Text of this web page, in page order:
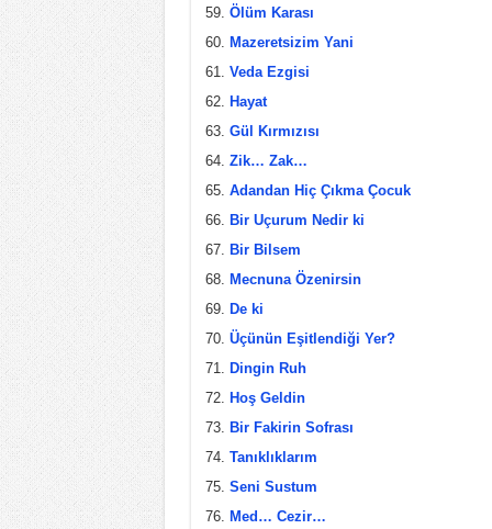
Ölüm Karası
Mazeretsizim Yani
Veda Ezgisi
Hayat
Gül Kırmızısı
Zik… Zak…
Adandan Hiç Çıkma Çocuk
Bir Uçurum Nedir ki
Bir Bilsem
Mecnuna Özenirsin
De ki
Üçünün Eşitlendiği Yer?
Dingin Ruh
Hoş Geldin
Bir Fakirin Sofrası
Tanıklıklarım
Seni Sustum
Med… Cezir…